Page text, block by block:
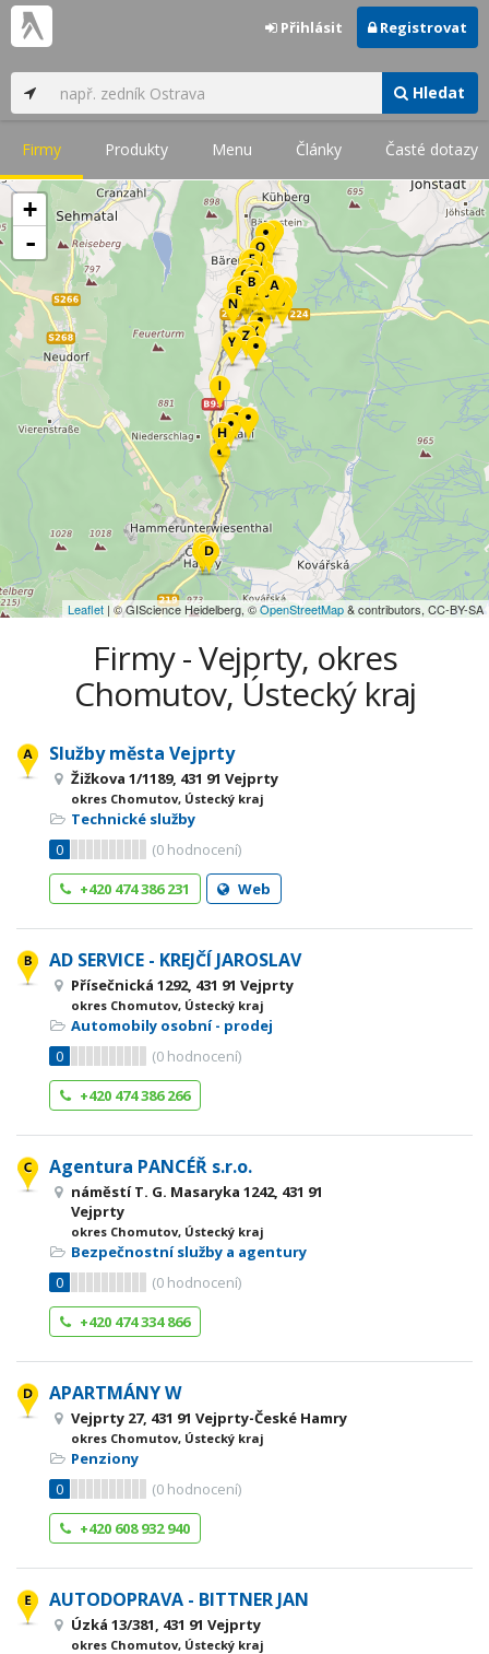
Hledat
Přihlásit Registrovat
Firmy Produkty Menu Články Časté dotazy
+
-
Leaflet | © GIScience Heidelberg, ©OpenStreetMap& contributors, CC-BY-SA
Firmy - Vejprty, okres
Chomutov, Ústecký kraj
Služby města Vejprty
Žižkova 1/1189, 431 91 Vejprty
okres Chomutov, Ústecký kraj
Technické služby
0
(0 hodnocení)
+420 474 386 231
Web
AD SERVICE - KREJČÍ JAROSLAV
Přísečnická 1292, 431 91 Vejprty
okres Chomutov, Ústecký kraj
Automobily osobní - prodej
0
(0 hodnocení)
+420 474 386 266
Agentura PANCÉŘ s.r.o.
náměstí T. G. Masaryka 1242, 431 91
Vejprty
okres Chomutov, Ústecký kraj
Bezpečnostní služby a agentury
0
(0 hodnocení)
+420 474 334 866
APARTMÁNY W
Vejprty 27, 431 91 Vejprty-České Hamry
okres Chomutov, Ústecký kraj
Penziony
0
(0 hodnocení)
+420 608 932 940
AUTODOPRAVA - BITTNER JAN
Úzká 13/381, 431 91 Vejprty
okres Chomutov, Ústecký kraj